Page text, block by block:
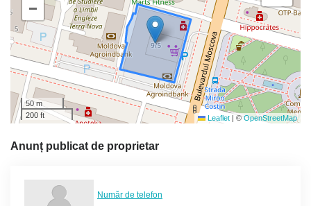
−
50 m
200 ft
Leaflet | ©OpenStreetMap
Anunț publicat de proprietar
Număr de telefon